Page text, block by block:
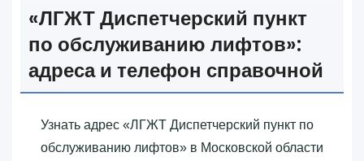
«‎ЛГЖТ Диспетчерский пункт
по обслуживанию лифтов»‎:
адреса и телефон справочной
Узнать адрес «‎ЛГЖТ Диспетчерский пункт по
обслуживанию лифтов»‎ в Московской области